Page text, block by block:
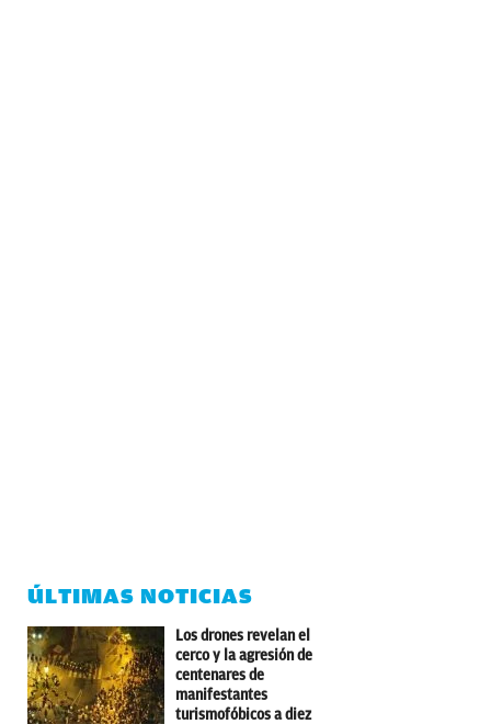
ÚLTIMAS NOTICIAS
Los drones revelan el
cerco y la agresión de
centenares de
manifestantes
turismofóbicos a diez